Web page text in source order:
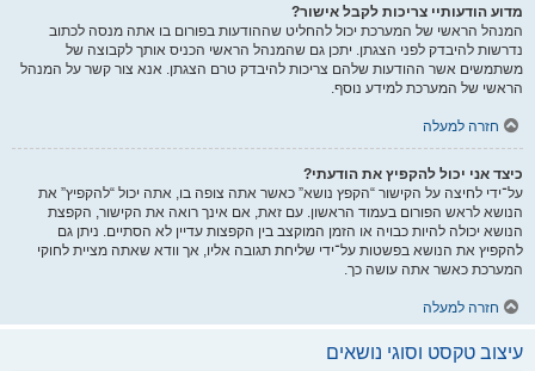
מדוע הודעותיי צריכות לקבל אישור?
המנהל הראשי של המערכת יכול להחליט שההודעות בפורום בו אתה מנסה לכתוב
נדרשות להיבדק לפני הצגתן. יתכן גם שהמנהל הראשי הכניס אותך לקבוצה של
משתמשים אשר ההודעות שלהם צריכות להיבדק טרם הצגתן. אנא צור קשר על המנהל
הראשי של המערכת למידע נוסף.
חזרה למעלה
כיצד אני יכול להקפיץ את הודעתי?
על־ידי לחיצה על הקישור “הקפץ נושא” כאשר אתה צופה בו, אתה יכול “להקפיץ” את
הנושא לראש הפורום בעמוד הראשון. עם זאת, אם אינך רואה את הקישור, הקפצת
הנושא יכולה להיות כבויה או הזמן המוקצב בין הקפצות עדיין לא הסתיים. ניתן גם
להקפיץ את הנושא בפשטות על־ידי שליחת תגובה אליו, אך וודא שאתה מציית לחוקי
המערכת כאשר אתה עושה כך.
חזרה למעלה
עיצוב טקסט וסוגי נושאים